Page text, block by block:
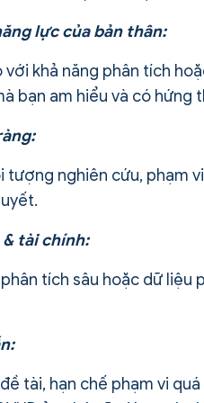
lực của bản thân:
khả năng phân tích
bạn am hiểu và có hứng
nghiên cứu, phạm
tài chính:
tích sâu hoặc dữ liệu
tài, hạn chế phạm vi